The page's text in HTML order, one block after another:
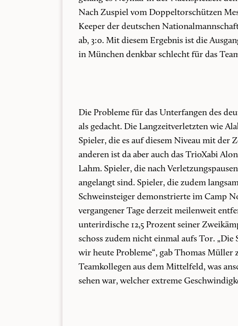
Nach Zuspiel vom Doppeltorschützen
Keeper der deutschen
ab, 3:0. Mit diesem Ergebnis ist die
in München denkbar schlecht für das
Die Probleme für das Unterfangen des
als gedacht. Die Langzeitverletzten wie
Spieler, die es auf diesem Niveau mit der
anderen ist da aber auch das TrioXabi
Lahm. Spieler, die nach
angelangt sind. Spieler, die zudem
Schweinsteiger demonstrierte im Camp
vergangener Tage derzeit meilenweit
unterirdische 12,5 Prozent seiner
schoss zudem nicht einmal aufs Tor.
wir heute Probleme“, gab Thomas
Teamkollegen aus dem Mittelfeld, was
sehen war, welcher extreme